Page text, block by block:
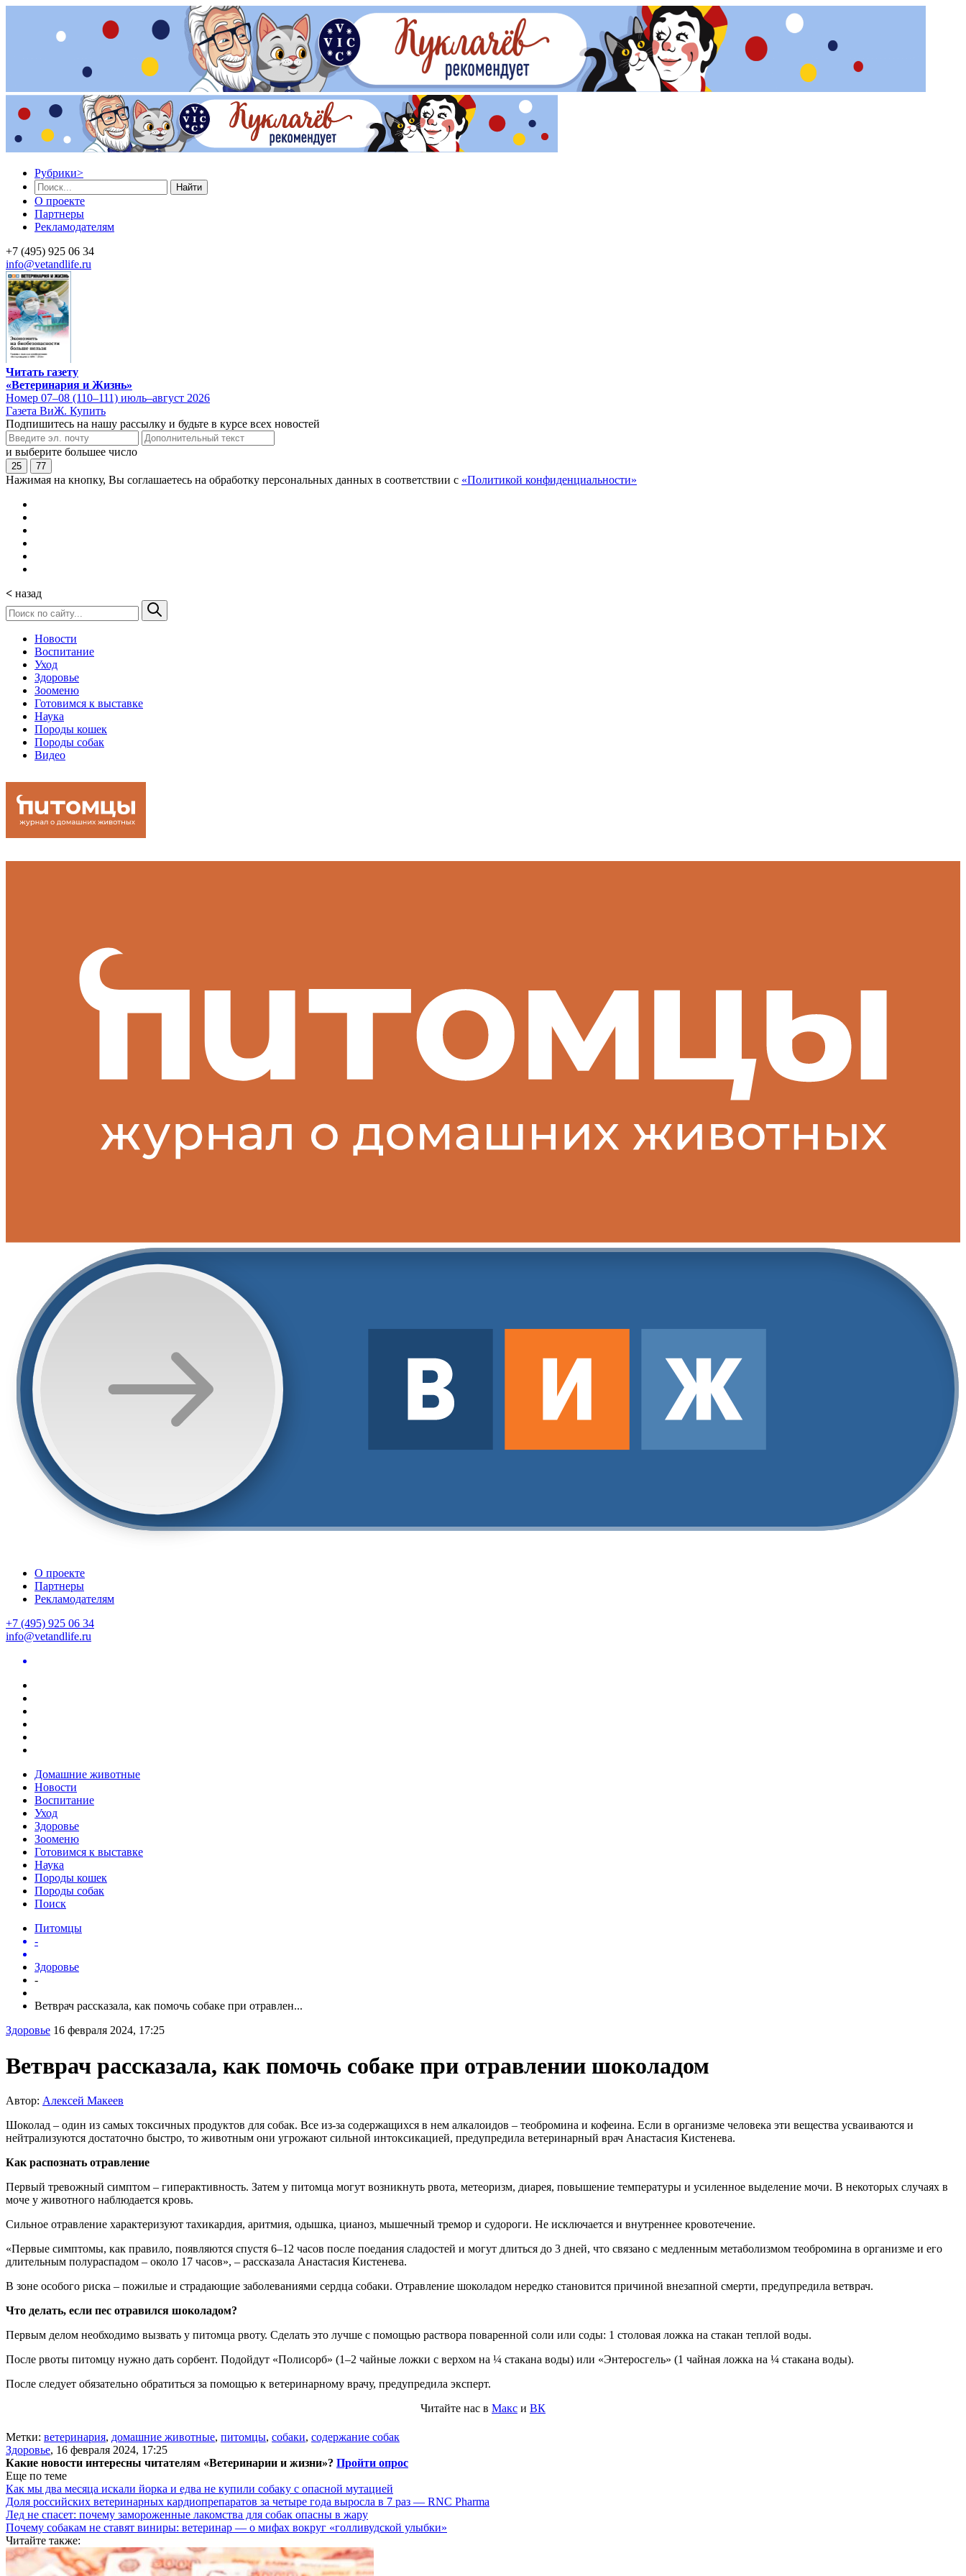
Рубрики>
Найти
О проекте
Партнеры
Рекламодателям
+7 (495) 925 06 34
info@vetandlife.ru
Читать газету
«Ветеринария и Жизнь»
Номер 07–08 (110–111) июль–август 2026
Газета ВиЖ. Купить
Подпишитесь на нашу рассылку и будьте в курсе всех новостей
и выберите большее число
25 77
Нажимая на кнопку, Вы соглашаетесь на обработку персональных данных в соответствии с «Политикой конфиденциальности»
< назад
Новости
Воспитание
Уход
Здоровье
Зооменю
Готовимся к выставке
Наука
Породы кошек
Породы собак
Видео
О проекте
Партнеры
Рекламодателям
+7 (495) 925 06 34
info@vetandlife.ru
Домашние животные
Новости
Воспитание
Уход
Здоровье
Зооменю
Готовимся к выставке
Наука
Породы кошек
Породы собак
Поиск
Питомцы
-
Здоровье
-
Ветврач рассказала, как помочь собаке при отравлен...
Здоровье 16 февраля 2024, 17:25
Ветврач рассказала, как помочь собаке при отравлении шоколадом
Автор: Алексей Макеев
Шоколад – один из самых токсичных продуктов для собак. Все из-за содержащихся в нем алкалоидов – теобромина и кофеина. Если в организме человека эти вещества усваиваются и
нейтрализуются достаточно быстро, то животным они угрожают сильной интоксикацией, предупредила ветеринарный врач Анастасия Кистенева.
Как распознать отравление
Первый тревожный симптом – гиперактивность. Затем у питомца могут возникнуть рвота, метеоризм, диарея, повышение температуры и усиленное выделение мочи. В некоторых случаях в
моче у животного наблюдается кровь.
Сильное отравление характеризуют тахикардия, аритмия, одышка, цианоз, мышечный тремор и судороги. Не исключается и внутреннее кровотечение.
«Первые симптомы, как правило, появляются спустя 6–12 часов после поедания сладостей и могут длиться до 3 дней, что связано с медленным метаболизмом теобромина в организме и его
длительным полураспадом – около 17 часов», – рассказала Анастасия Кистенева.
В зоне особого риска – пожилые и страдающие заболеваниями сердца собаки. Отравление шоколадом нередко становится причиной внезапной смерти, предупредила ветврач.
Что делать, если пес отравился шоколадом?
Первым делом необходимо вызвать у питомца рвоту. Сделать это лучше с помощью раствора поваренной соли или соды: 1 столовая ложка на стакан теплой воды.
После рвоты питомцу нужно дать сорбент. Подойдут «Полисорб» (1–2 чайные ложки с верхом на ¼ стакана воды) или «Энтеросгель» (1 чайная ложка на ¼ стакана воды).
После следует обязательно обратиться за помощью к ветеринарному врачу, предупредила эксперт.
Читайте нас в Макс и ВК
Метки: ветеринария, домашние животные, питомцы, собаки, содержание собак
Здоровье, 16 февраля 2024, 17:25
Какие новости интересны читателям «Ветеринарии и жизни»? Пройти опрос
Еще по теме
Как мы два месяца искали йорка и едва не купили собаку с опасной мутацией
Доля российских ветеринарных кардиопрепаратов за четыре года выросла в 7 раз — RNC Pharma
Лед не спасет: почему замороженные лакомства для собак опасны в жару
Почему собакам не ставят виниры: ветеринар — о мифах вокруг «голливудской улыбки»
Читайте также: